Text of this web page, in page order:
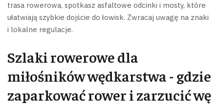
trasa rowerowa, spotkasz asfaltowe odcinki i mosty, które
ułatwiają szybkie dojście do łowisk. Zwracaj uwagę na znaki
i lokalne regulacje.
Szlaki rowerowe dla
miłośników wędkarstwa - gdzie
zaparkować rower i zarzucić wę